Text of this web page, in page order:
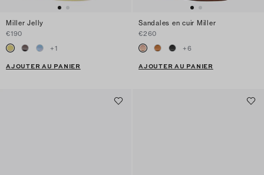
Miller Jelly
€190
+1
AJOUTER AU PANIER
Sandales en cuir Miller
€260
+6
AJOUTER AU PANIER